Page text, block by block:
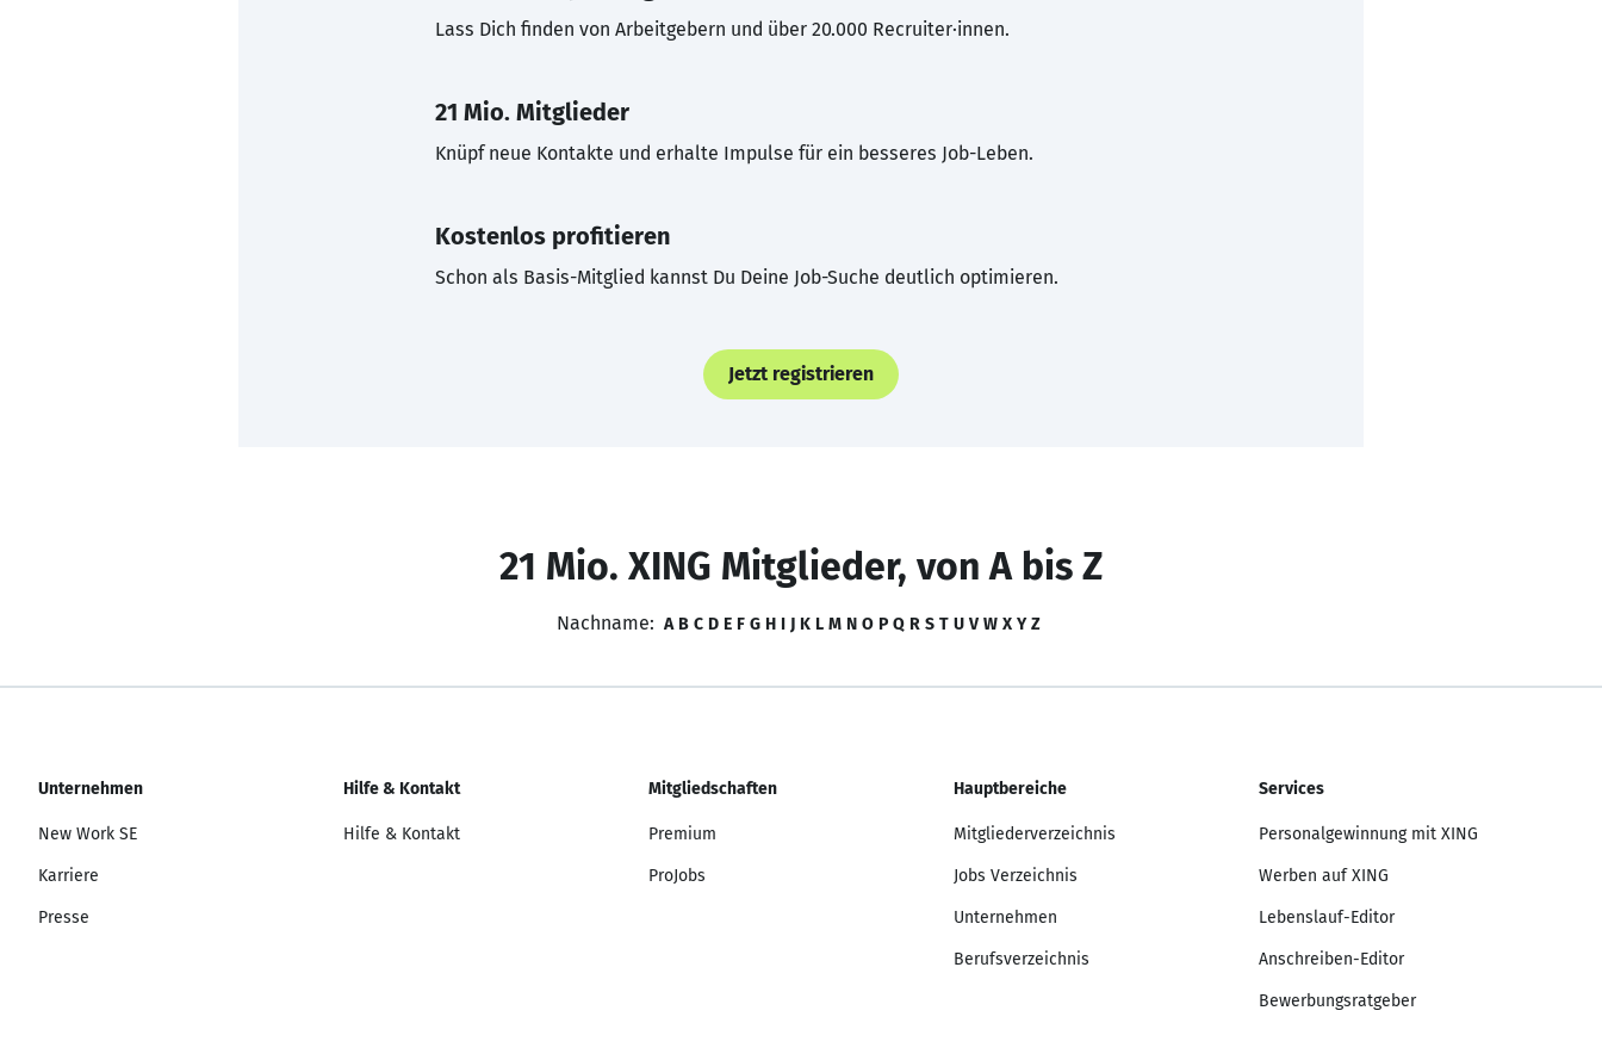
Lass Dich finden von Arbeitgebern und über 20.000 Recruiter·innen.
21 Mio. Mitglieder
Knüpf neue Kontakte und erhalte Impulse für ein besseres Job-Leben.
Kostenlos profitieren
Schon als Basis-Mitglied kannst Du Deine Job-Suche deutlich optimieren.
Jetzt registrieren
21 Mio. XING Mitglieder, von A bis Z
Nachname: A B C D E F G H I J K L M N O P Q R S T U V W X Y Z
Unternehmen
New Work SE
Karriere
Presse
Hilfe & Kontakt
Hilfe & Kontakt
Mitgliedschaften
Premium
ProJobs
Hauptbereiche
Mitgliederverzeichnis
Jobs Verzeichnis
Unternehmen
Berufsverzeichnis
Services
Personalgewinnung mit XING
Werben auf XING
Lebenslauf-Editor
Anschreiben-Editor
Bewerbungsratgeber